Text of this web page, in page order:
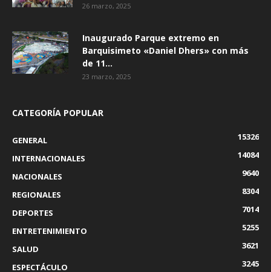
26 marzo, 2025
Inaugurado Parque extremo en
Barquisimeto «Daniel Dhers» con más
de 11...
23 marzo, 2025
CATEGORÍA POPULAR
GENERAL
15326
INTERNACIONALES
14084
NACIONALES
9640
REGIONALES
8304
DEPORTES
7014
ENTRETENIMIENTO
5255
SALUD
3621
ESPECTÁCULO
3245